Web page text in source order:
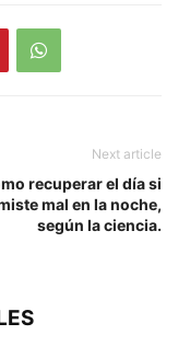
Next article
recuperar el día si
mal en la noche,
según la ciencia.